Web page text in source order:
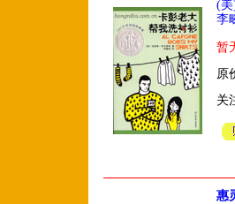
(美
李
暂
原
关
惠